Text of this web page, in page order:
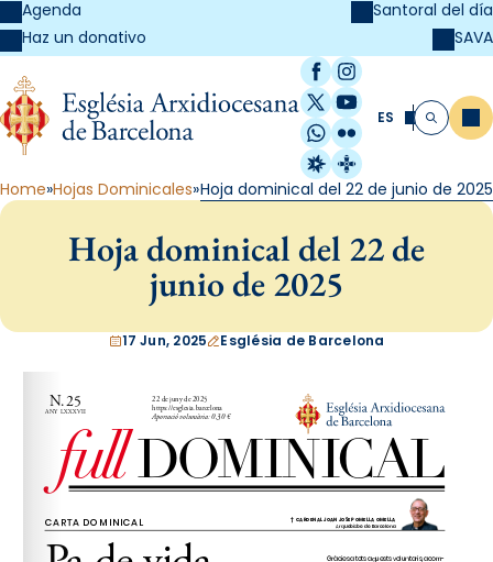
Agenda
Haz un donativo
Santoral del día
SAVA
Facebook
Instagram
X / Twitter
YouTube
WhatsApp
Flickr
Radio Estel
Catalunya
ES Buscar
Home Hojas Dominicales Hoja dominical del 22 de junio de 2025
Hoja dominical del 22 de
junio de 2025
17 Jun, 2025 Església de Barcelona